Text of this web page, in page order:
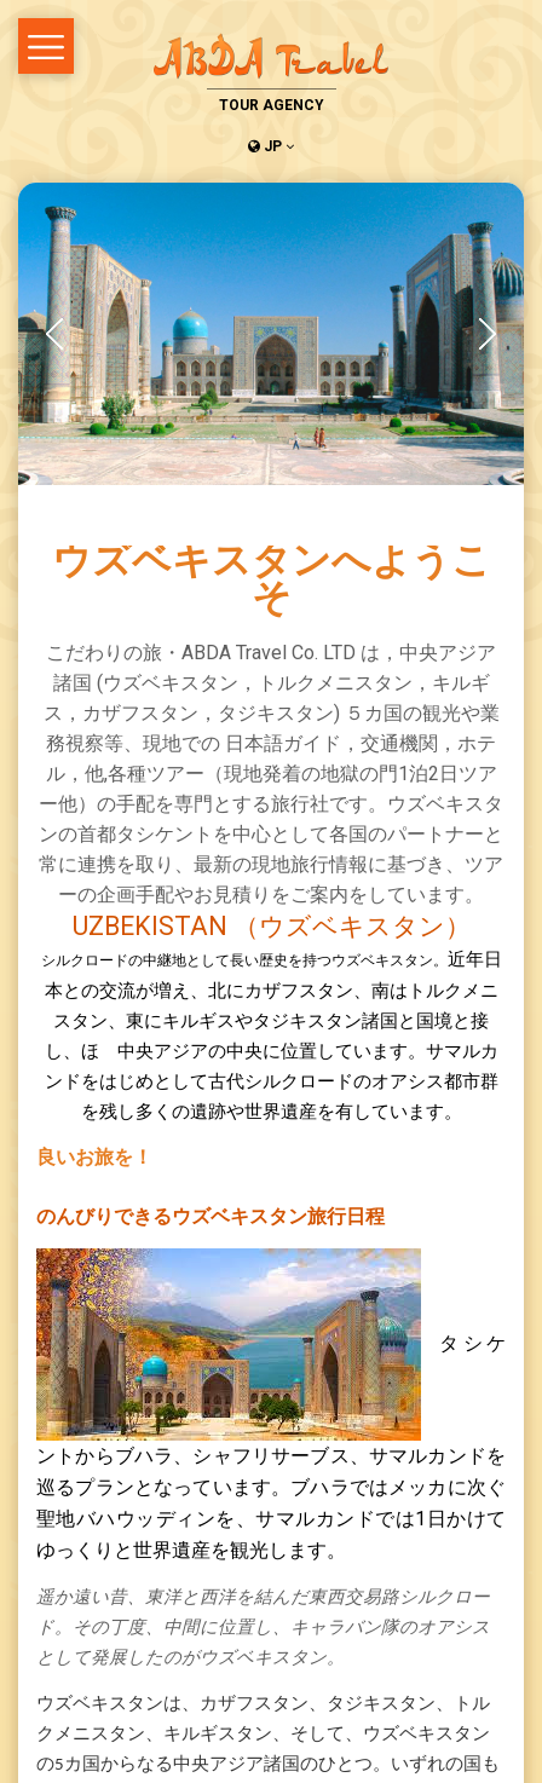
TOUR AGENCY
JP
ウズベキスタンへようこ
そ
こだわりの旅・ABDA Travel Co LTD は，中央アジア
諸国 (ウズベキスタン，トルクメニスタン，キルギ
ス，カザフスタン，タジキスタン) ５カ国の観光や業
務視察等、現地での 日本語ガイド，交通機関，ホテ
ル，他,各種ツアー（現地発着の地獄の門1泊2日ツア
ー他）の手配を専門とする旅行社です。ウズベキスタ
ンの首都タシケントを中心として各国のパートナーと
常に連携を取り、最新の現地旅行情報に基づき、ツア
ーの企画手配やお見積りをご案内をしています。
UZBEKISTAN （ウズベキスタン）
シルクロードの中継地として長い歴史を持つウズベキスタン。 近年日
本との交流が増え、北にカザフスタン、南はトルクメニ
スタン、東にキルギスやタジキスタン諸国と国境と接
し、ほゞ中央アジアの中央に位置しています。サマルカ
ンドをはじめとして古代シルクロードのオアシス都市群
を残し多くの遺跡や世界遺産を有しています。
良いお旅を！
のんびりできるウズベキスタン旅行日程
タシケ
ントからブハラ、シャフリサーブス、サマルカンドを
巡るプランとなっています。ブハラではメッカに次ぐ
聖地バハウッディンを、サマルカンドでは1日かけて
ゆっくりと世界遺産を観光します。
遥か遠い昔、東洋と西洋を結んだ東西交易路シルクロー
ド。その丁度、中間に位置し、キャラバン隊のオアシス
として発展したのがウズベキスタン。
ウズベキスタンは、カザフスタン、タジキスタン、トル
クメニスタン、キルギスタン、そして、ウズベキスタン
の5カ国からなる中央アジア諸国のひとつ。いずれの国も